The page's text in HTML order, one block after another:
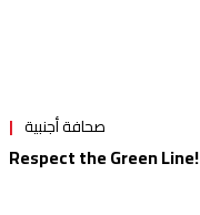
صحافة أجنبية
Respect the Green Line!